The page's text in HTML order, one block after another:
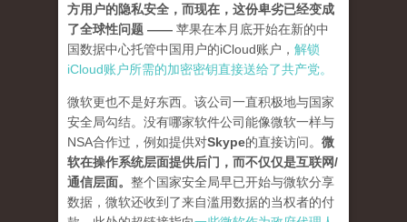
方用户的隐私安全，而现在，这份卑劣已经变成
了全球性问题 —— 苹果在本月底开始在新的中
国数据中心托管中国用户的iCloud账户， 解锁
iCloud账户所需的加密密钥直接送给了共产党。
微软更也不是好东西。该公司一直积极地与国家
安全局勾结。没有哪家软件公司能像微软一样与
NSA合作过，例如提供对Skype的直接访问。 微
软在操作系统层面提供后门，而不仅仅是互联网/
通信层面。 整个国家安全局早已开始与微软分享
数据，微软还收到了来自滥用数据的当权者的付